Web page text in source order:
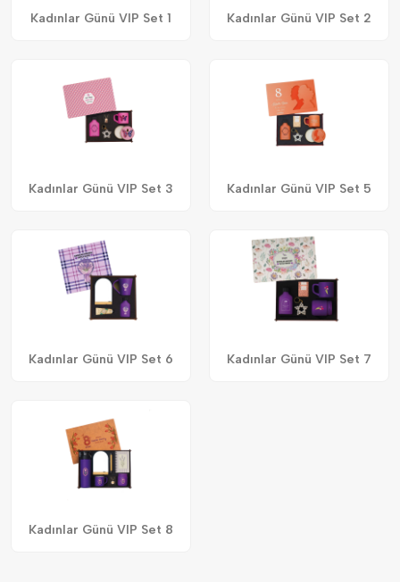
Kadınlar Günü VIP Set 1 Kadınlar Günü VIP Set 2
Kadınlar Günü VIP Set 3 Kadınlar Günü VIP Set 5
Kadınlar Günü VIP Set 6 Kadınlar Günü VIP Set 7
Kadınlar Günü VIP Set 8